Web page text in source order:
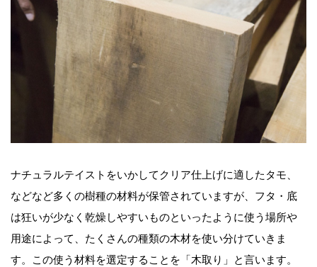
ナチュラルテイストをいかしてクリア仕上げに適したタモ、
などなど多くの樹種の材料が保管されていますが、フタ・底
は狂いが少なく乾燥しやすいものといったように使う場所や
用途によって、たくさんの種類の木材を使い分けていきま
す。この使う材料を選定することを「木取り」と言います。